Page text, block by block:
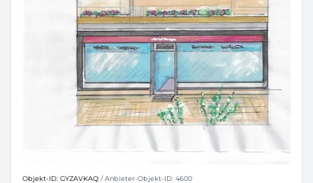
Objekt-ID: GYZAVKAQ / Anbieter-Objekt-ID: 4600